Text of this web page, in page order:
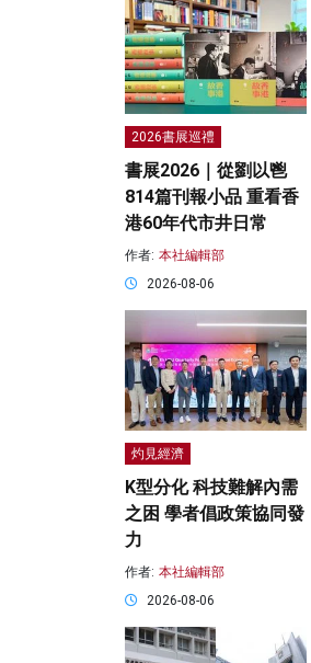
2026書展巡禮
書展2026｜從劉以鬯
814篇刊報小品 重看香
港60年代市井日常
作者: 本社編輯部
2026-08-06
灼見經濟
K型分化 科技難解內需
之困 學者倡政策協同發
力
作者: 本社編輯部
2026-08-06